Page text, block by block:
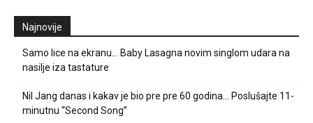
Najnovije
Samo lice na ekranu… Baby Lasagna novim singlom udara na
nasilje iza tastature
Nil Jang danas i kakav je bio pre pre 60 godina… Poslušajte 11-
minutnu “Second Song”